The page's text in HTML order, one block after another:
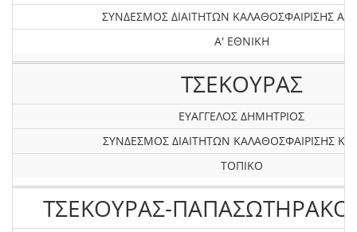
ΣΥΝΔΕΣΜΟΣ ΔΙΑΙΤΗΤΩΝ ΚΑΛΑΘΟΣΦΑΙΡΙΣΗΣ
Α' ΕΘΝΙΚΗ
ΤΣΕΚΟΥΡΑΣ
ΕΥΑΓΓΕΛΟΣ ΔΗΜΗΤΡΙΟΣ
ΣΥΝΔΕΣΜΟΣ ΔΙΑΙΤΗΤΩΝ ΚΑΛΑΘΟΣΦΑΙΡΙΣΗΣ
ΤΟΠΙΚΟ
ΤΣΕΚΟΥΡΑΣ-